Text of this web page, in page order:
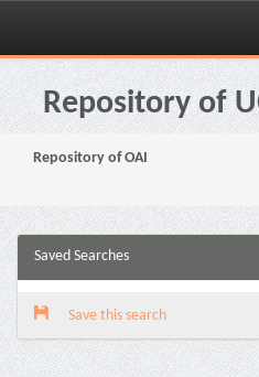
Skip
navigationRepository of
Repository of OAI
Saved Searches
Save this search